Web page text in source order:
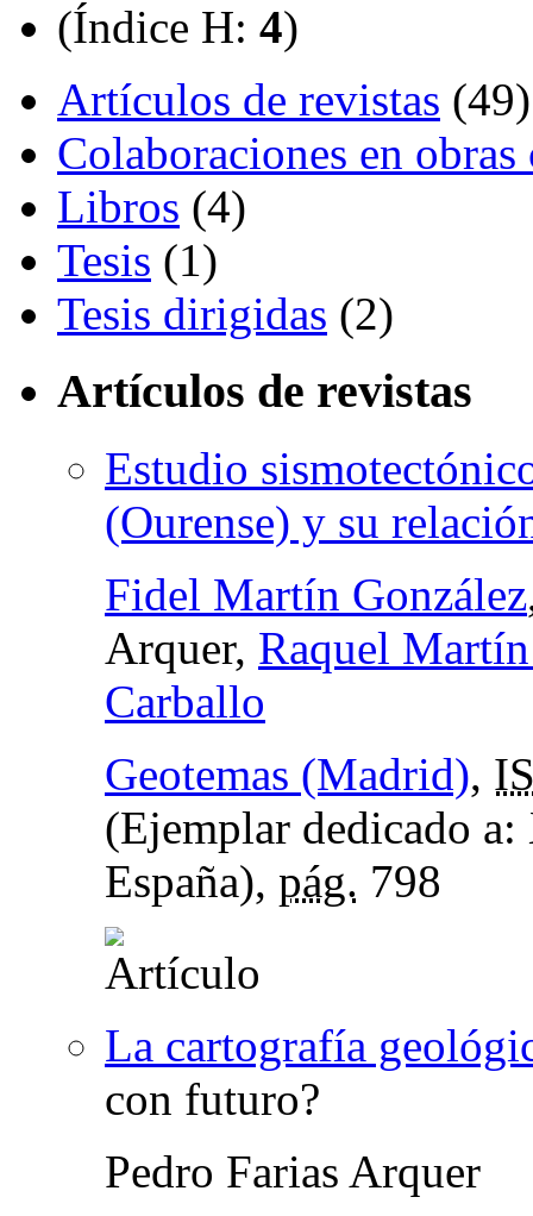
(Índice H: 4)
Artículos de revistas (49)
Colaboraciones en
Libros (4)
Tesis (1)
Tesis dirigidas (2)
Artículos de revistas
Estudio
(Ourense) y su
Fidel Martín González
Arquer, Raquel
Carballo
Geotemas (Madrid),
(Ejemplar dedicado
España), pág. 798
La cartografía
con futuro?
Pedro Farias Arquer